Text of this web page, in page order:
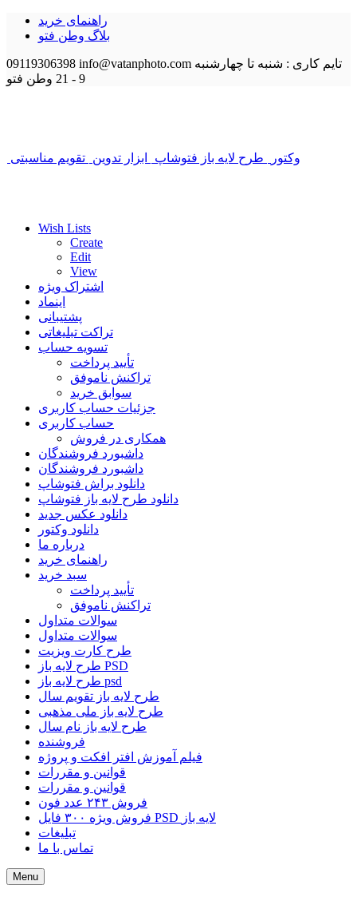
راهنمای خرید
بلاگ وطن فتو
09119306398 info@vatanphoto.com تایم کاری : شنبه تا چهارشنبه
9 - 21
وطن فتو
وکتور طرح لایه باز فتوشاپ ابزار تدوین تقویم مناسبتی
Wish Lists
Create
Edit
View
اشتراک ویژه
اینماد
پشتیبانی
تراکت تبلیغاتی
تسویه حساب
تأیید پرداخت
تراکنش ناموفق
سوابق خرید
جزئیات حساب کاربری
حساب کاربری
همکاری در فروش
داشبورد فروشندگان
داشبورد فروشندگان
دانلود براش فتوشاپ
دانلود طرح لایه باز فتوشاپ
دانلود عکس جدید
دانلود وکتور
درباره ما
راهنمای خرید
سبد خرید
تأیید پرداخت
تراکنش ناموفق
سوالات متداول
سوالات متداول
طرح کارت ویزیت
طرح لایه باز PSD
طرح لایه باز psd
طرح لایه باز تقویم سال
طرح لایه باز ملی مذهبی
طرح لایه باز نام سال
فروشنده
فیلم آموزش افتر افکت و پروژه
قوانین و مقررات
قوانین و مقررات
فروش ۲۴۳ عدد فون
فروش ویژه ۳۰۰ فایل PSD لایه باز
تبلیغات
تماس با ما
Menu